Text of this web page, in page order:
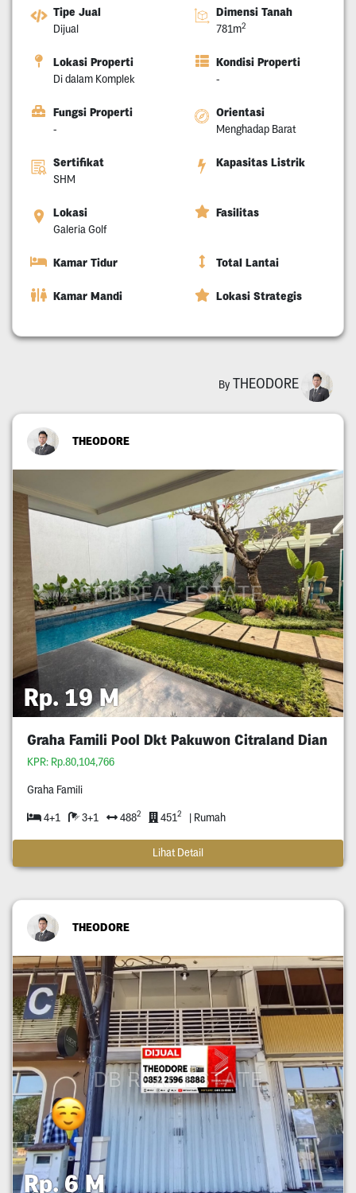
Tipe Jual
Dijual
Dimensi Tanah
781m2
Lokasi Properti
Di dalam Komplek
Kondisi Properti
-
Fungsi Properti
-
Orientasi
Menghadap Barat
Sertifikat
SHM
Kapasitas Listrik
Lokasi
Galeria Golf
Fasilitas
Kamar Tidur Total Lantai
Kamar Mandi Lokasi Strategis
By THEODORE
THEODORE
Rp. 19 M
Graha Famili Pool Dkt Pakuwon Citraland Dian
KPR: Rp.80,104,766
Graha Famili
4+1 3+1 4882 4512 | Rumah
Lihat Detail
THEODORE
Rp. 6 M